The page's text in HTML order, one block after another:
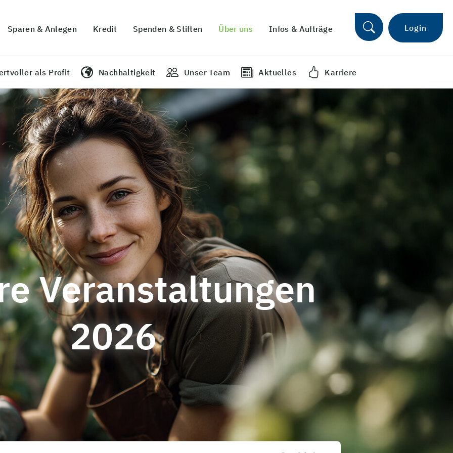
Sparen & Anlegen Kredit Spenden & Stiften Über uns Infos & Aufträge Login
als Profit Nachhaltigkeit Unser Team Aktuelles Karriere
Veranstaltungen
2026